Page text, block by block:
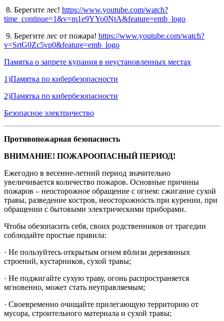
8. Берегите лес! https://www.youtube.com/watch?
time_continue=1&v=m1e9YYo0NtA&feature=emb_logo
9. Берегите лес от пожара! https://www.youtube.com/watch?
v=SrtG0Zc5vp0&feature=emb_logo
Памятка о запрете купания в неустановленных местах
1)Памятка по кибербезопасности
2)Памятка по кибербезопасности
Безопасное электричество
Противопожарная безопасность
ВНИМАНИЕ! ПОЖАРООПАСНЫЙ ПЕРИОД!
Ежегодно в весенне-летний период значительно
увеличивается количество пожаров. Основные причины
пожаров – неосторожное обращение с огнем: сжигание сухой
травы, разведение костров, неосторожность при курении, при
обращении с бытовыми электрическими приборами.
Чтобы обезопасить себя, своих родственников от трагедии
соблюдайте простые правила:
· Не пользуйтесь открытым огнем вблизи деревянных
строений, кустарников, сухой травы;
· Не поджигайте сухую траву, огонь распространяется
мгновенно, может стать неуправляемым;
· Своевременно очищайте прилегающую территорию от
мусора, строительного материала и сухой травы;